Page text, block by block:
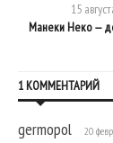
15
Манеки Неко —
1 КОММЕНТАРИЙ
germopol 20